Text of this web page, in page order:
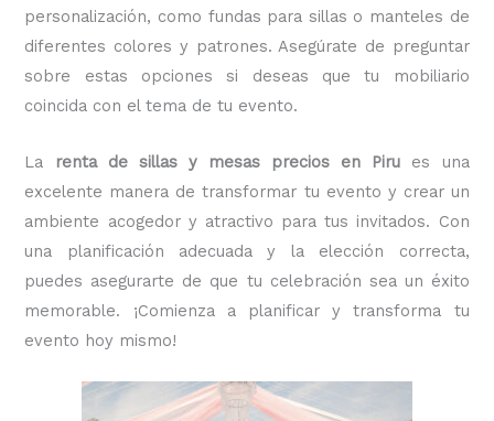
personalización, como fundas para sillas o manteles de
diferentes colores y patrones. Asegúrate de preguntar
sobre estas opciones si deseas que tu mobiliario
coincida con el tema de tu evento.
La renta de sillas y mesas precios en Piru es una
excelente manera de transformar tu evento y crear un
ambiente acogedor y atractivo para tus invitados. Con
una planificación adecuada y la elección correcta,
puedes asegurarte de que tu celebración sea un éxito
memorable. ¡Comienza a planificar y transforma tu
evento hoy mismo!